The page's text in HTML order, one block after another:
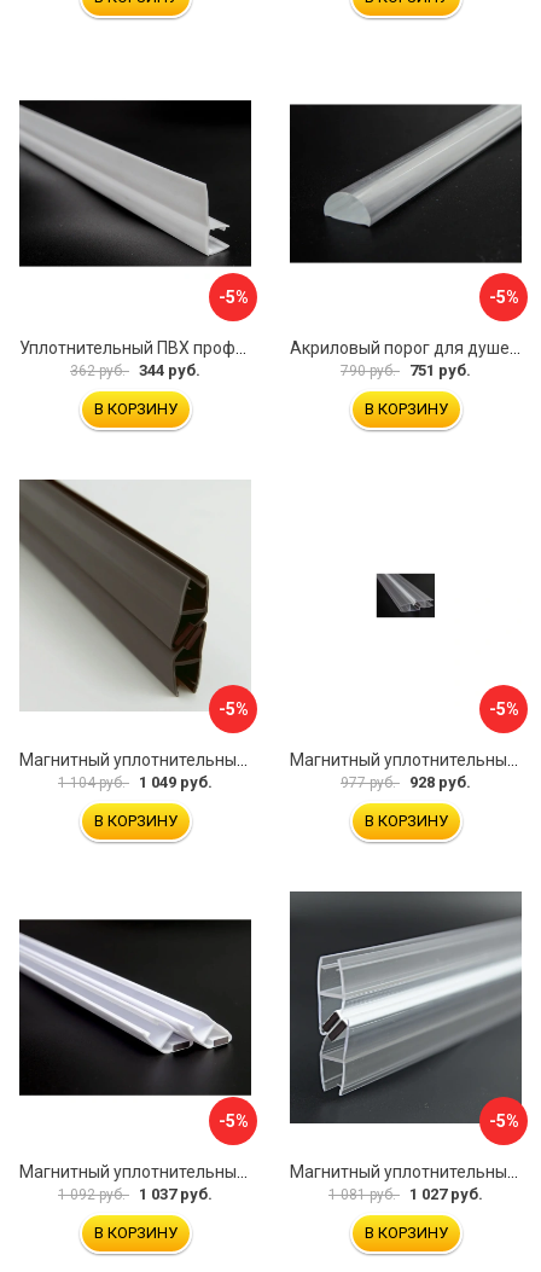
-5%
362 руб. 344 руб.
В КОРЗИНУ
-5%
790 руб. 751 руб.
В КОРЗИНУ
-5%
1 104 руб. 1 049 руб.
В КОРЗИНУ
-5%
977 руб. 928 руб.
В КОРЗИНУ
-5%
1 092 руб. 1 037 руб.
В КОРЗИНУ
-5%
1 081 руб. 1 027 руб.
В КОРЗИНУ